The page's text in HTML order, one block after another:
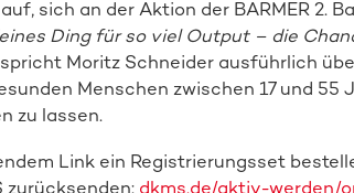
sich an der Aktion der BARMER 2.
Ding für so viel Output – die
Moritz Schneider ausführlich
Menschen zwischen 17 und 55
zu lassen.
Link ein Registrierungsset
zurücksenden: dkms.de/aktiv-werden/